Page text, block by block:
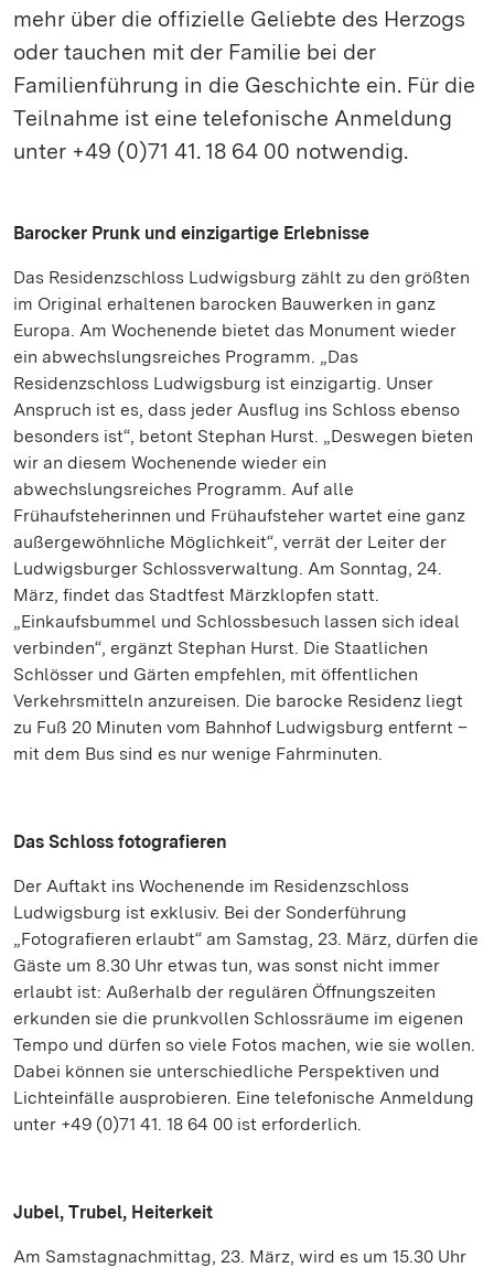
mehr über die offizielle Geliebte des Herzogs
oder tauchen mit der Familie bei der
Familienführung in die Geschichte ein. Für die
Teilnahme ist eine telefonische Anmeldung
unter +49 (0)71 41. 18 64 00 notwendig.
Barocker Prunk und einzigartige Erlebnisse
Das Residenzschloss Ludwigsburg zählt zu den größten
im Original erhaltenen barocken Bauwerken in ganz
Europa. Am Wochenende bietet das Monument wieder
ein abwechslungsreiches Programm. „Das
Residenzschloss Ludwigsburg ist einzigartig. Unser
Anspruch ist es, dass jeder Ausflug ins Schloss ebenso
besonders ist“, betont Stephan Hurst. „Deswegen bieten
wir an diesem Wochenende wieder ein
abwechslungsreiches Programm. Auf alle
Frühaufsteherinnen und Frühaufsteher wartet eine ganz
außergewöhnliche Möglichkeit“, verrät der Leiter der
Ludwigsburger Schlossverwaltung. Am Sonntag, 24.
März, findet das Stadtfest Märzklopfen statt.
„Einkaufsbummel und Schlossbesuch lassen sich ideal
verbinden“, ergänzt Stephan Hurst. Die Staatlichen
Schlösser und Gärten empfehlen, mit öffentlichen
Verkehrsmitteln anzureisen. Die barocke Residenz liegt
zu Fuß 20 Minuten vom Bahnhof Ludwigsburg entfernt –
mit dem Bus sind es nur wenige Fahrminuten.
Das Schloss fotografieren
Der Auftakt ins Wochenende im Residenzschloss
Ludwigsburg ist exklusiv. Bei der Sonderführung
„Fotografieren erlaubt“ am Samstag, 23. März, dürfen die
Gäste um 8.30 Uhr etwas tun, was sonst nicht immer
erlaubt ist: Außerhalb der regulären Öffnungszeiten
erkunden sie die prunkvollen Schlossräume im eigenen
Tempo und dürfen so viele Fotos machen, wie sie wollen.
Dabei können sie unterschiedliche Perspektiven und
Lichteinfälle ausprobieren. Eine telefonische Anmeldung
unter +49 (0)71 41. 18 64 00 ist erforderlich.
Jubel, Trubel, Heiterkeit
Am Samstagnachmittag, 23. März, wird es um 15.30 Uhr